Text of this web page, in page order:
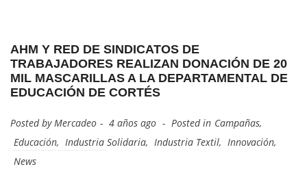
AHM Y RED DE SINDICATOS DE
TRABAJADORES REALIZAN DONACIÓN DE 20
MIL MASCARILLAS A LA DEPARTAMENTAL DE
EDUCACIÓN DE CORTÉS
Posted by Mercadeo 4 años ago Posted in Campañas,
Educación, Industria Solidaria, Industria Textil, Innovación,
News